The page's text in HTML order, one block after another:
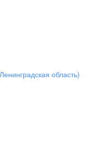
область)